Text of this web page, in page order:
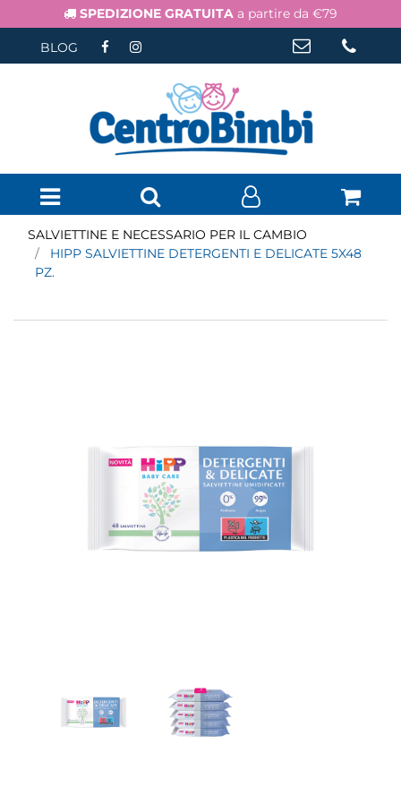
SPEDIZIONE GRATUITA a partire da €79
BLOG
Open menu
SALVIETTINE E NECESSARIO PER IL CAMBIO
HIPP SALVIETTINE DETERGENTI E DELICATE 5X48
PZ.